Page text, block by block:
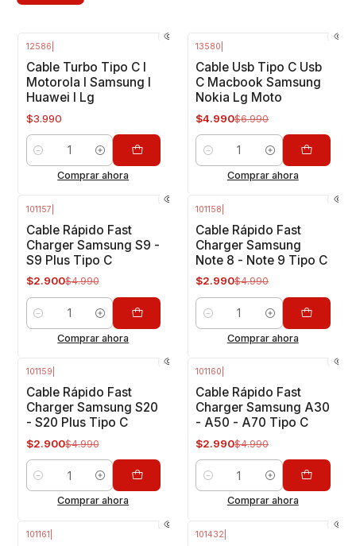
12586
Cable Turbo Tipo C I
Motorola I Samsung I
Huawei I Lg
$3.990
Cantidad
Comprar ahora
13580
Cable Usb Tipo C Usb
C Macbook Samsung
Nokia Lg Moto
$4.990$6.990
Cantidad
Comprar ahora
101157
Cable Rápido Fast
Charger Samsung S9 -
S9 Plus Tipo C
$2.900$4.990
Cantidad
Comprar ahora
101158
Cable Rápido Fast
Charger Samsung
Note 8 - Note 9 Tipo C
$2.990$4.990
Cantidad
Comprar ahora
101159
Cable Rápido Fast
Charger Samsung S20
- S20 Plus Tipo C
$2.900$4.990
Cantidad
Comprar ahora
101160
Cable Rápido Fast
Charger Samsung A30
- A50 - A70 Tipo C
$2.990$4.990
Cantidad
Comprar ahora
101161 101432